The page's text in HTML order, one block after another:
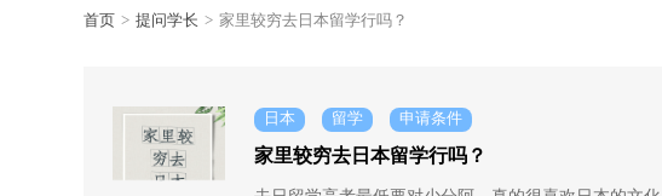
首页 > 提问学长 > 家里较穷去日本留学行吗？
日本 留学 申请条件
家里较穷去日本留学行吗？